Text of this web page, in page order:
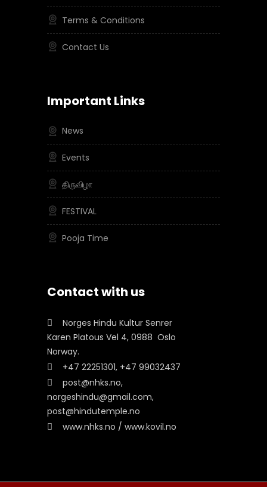
Terms & Conditions
Contact Us
Important Links
News
Events
திருவிழா
FESTIVAL
Pooja Time
Contact with us
Norges Hindu Kultur Senrer
Karen Platous Vel 4, 0988 Oslo
Norway.
+47 22251301, +47 99032437
post@nhks.no,
norgeshindu@gmail.com,
post@hindutemple.no
www.nhks.no / www.kovil.no